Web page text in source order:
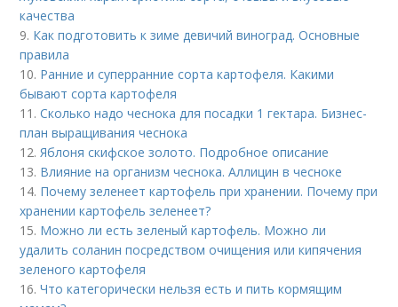
качества
9. Как подготовить к зиме девичий виноград. Основные
правила
10. Ранние и суперранние сорта картофеля. Какими
бывают сорта картофеля
11.Сколько надо чеснока для посадки 1 гектара. Бизнес-
план выращивания чеснока
12.Яблоня скифское золото. Подробное описание
13. Влияние на организм чеснока. Аллицин в чесноке
14. Почему зеленеет картофель при хранении. Почему при
хранении картофель зеленеет?
15. Можно ли есть зеленый картофель. Можно ли
удалить соланин посредством очищения или кипячения
зеленого картофеля
16.Что категорически нельзя есть и пить кормящим